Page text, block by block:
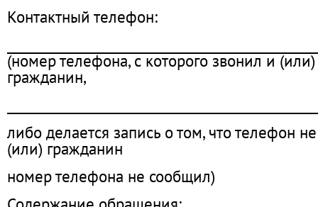
Контактный телефон:
(номер телефона, с которого звонил и
гражданин,
либо делается запись о том, что телефон
(или) гражданин
номер телефона не сообщил)